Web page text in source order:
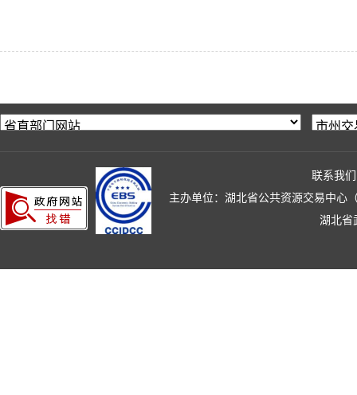
联系我们
主办单位：湖北省公共资源交易中心
湖北省